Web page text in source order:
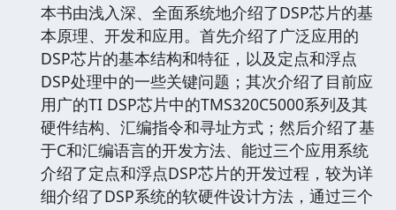
本书由浅入深、全面系统地介绍了DSP芯片的基
本原理、开发和应用。首先介绍了广泛应用的
DSP芯片的基本结构和特征，以及定点和浮点
DSP处理中的一些关键问题；其次介绍了目前应
用广的TI DSP芯片中的TMS320C5000系列及其
硬件结构、汇编指令和寻址方式；然后介绍了基
于C和汇编语言的开发方法、能过三个应用系统
介绍了定点和浮点DSP芯片的开发过程，较为详
细介绍了DSP系统的软硬件设计方法，通过三个